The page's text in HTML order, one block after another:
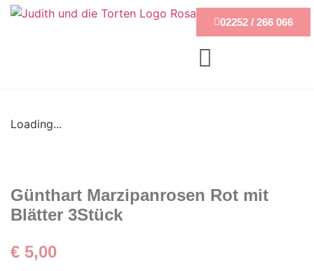
02252 / 266 066
Loading...
Günthart Marzipanrosen Rot mit
Blätter 3Stück
€ 5,00